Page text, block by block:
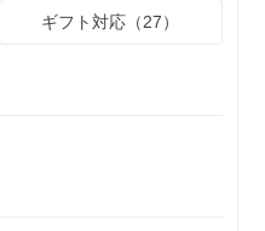
ギフト対応（27）